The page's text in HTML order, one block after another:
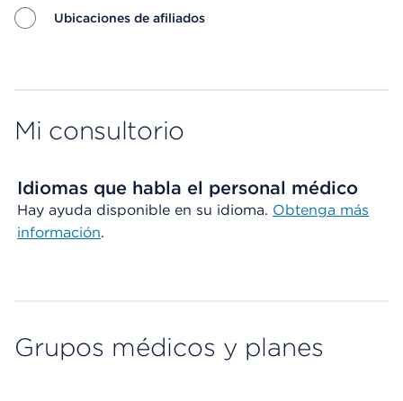
Ubicaciones de afiliados
Mi consultorio
Idiomas que habla el personal médico
Hay ayuda disponible en su idioma. Obtenga más
información.
Grupos médicos y planes